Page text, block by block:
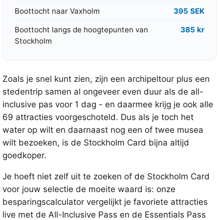
Boottocht naar Vaxholm 395 SEK
Boottocht langs de hoogtepunten van
Stockholm
385 kr
Zoals je snel kunt zien, zijn een archipeltour plus een
stedentrip samen al ongeveer even duur als de all-
inclusive pas voor 1 dag - en daarmee krijg je ook alle
69 attracties voorgeschoteld. Dus als je toch het
water op wilt en daarnaast nog een of twee musea
wilt bezoeken, is de Stockholm Card bijna altijd
goedkoper.
Je hoeft niet zelf uit te zoeken of de Stockholm Card
voor jouw selectie de moeite waard is: onze
besparingscalculator vergelijkt je favoriete attracties
live met de All-Inclusive Pass en de Essentials Pass